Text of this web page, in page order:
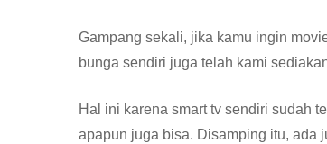
Gampang sekali, jika kamu ingin
bunga sendiri juga telah kami
Hal ini karena smart tv sendiri sudah
apapun juga bisa. Disamping itu, ada